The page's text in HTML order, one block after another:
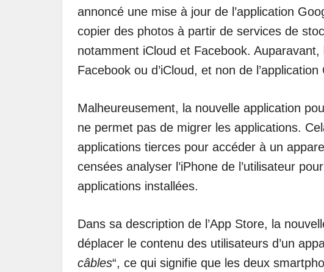
annoncé une mise à jour de l’application
copier des photos à partir de services de
notamment iCloud et Facebook.
Facebook ou d’iCloud, et non de
Malheureusement, la nouvelle application
ne permet pas de migrer les applications.
applications tierces pour accéder à un
censées analyser l’iPhone de l’utilisateur
applications installées.
Dans sa description de l’App Store, la
déplacer le contenu des utilisateurs d’un
câbles“, ce qui signifie que les deux